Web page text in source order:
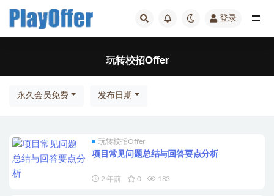
登录
玩转校招Offer
永久会员免费 发布日期
玩转校招Offer
项目常见问题总结与回答要点分析
2 年前 0 183